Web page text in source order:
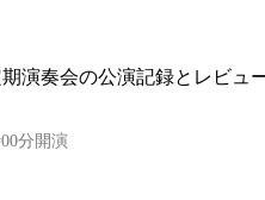
演奏会の公演記録とレビュ
分開演